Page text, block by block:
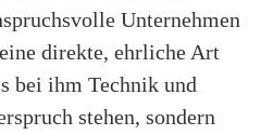
Unternehmen
direkte, ehrliche Art
bei ihm Technik und
stehen, sondern